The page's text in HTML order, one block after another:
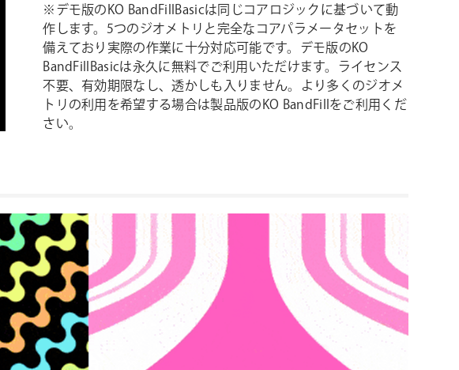
※デモ版のKO BandFillBasicは同じコアロジックに基づいて動
作します。5つのジオメトリと完全なコアパラメータセットを
備えており実際の作業に十分対応可能です。デモ版のKO
BandFillBasicは永久に無料でご利用いただけます。ライセンス
不要、有効期限なし、透かしも入りません。より多くのジオメ
トリの利用を希望する場合は製品版のKO BandFillをご利用くだ
さい。